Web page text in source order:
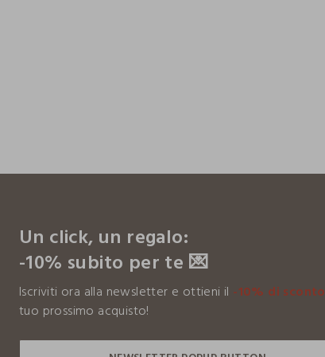
Un click, un regalo:
-10% subito per te 💌
Iscriviti ora alla newsletter e ottieni il -10% di sconto
tuo prossimo acquisto!